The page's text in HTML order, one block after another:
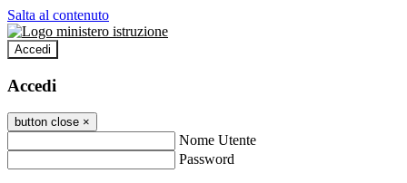
Salta al contenuto
Accedi
Accedi
button close ×
Nome Utente
Password